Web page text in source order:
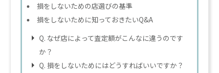
損をしないための店選びの基準
損をしないために知っておきたいQ&A
Q. なぜ店によって査定額がこんなに違うのです
か？
Q. 損をしないためにはどうすればいいですか？